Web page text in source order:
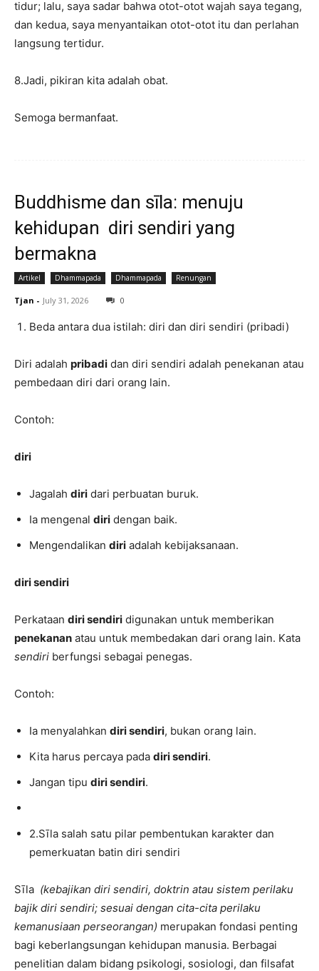
tidur; lalu, saya sadar bahwa otot-otot wajah saya tegang,
dan kedua, saya menyantaikan otot-otot itu dan perlahan
langsung tertidur.
8.Jadi, pikiran kita adalah obat.
Semoga bermanfaat.
Buddhisme dan sīla: menuju
kehidupan diri sendiri yang
bermakna
Artikel Dhammapada Dhammapada Renungan
Tjan - July 31, 2026 0
Beda antara dua istilah: diri dan diri sendiri (pribadi)
Diri adalah pribadi dan diri sendiri adalah penekanan atau
pembedaan diri dari orang lain.
Contoh:
diri
Jagalah diri dari perbuatan buruk.
Ia mengenal diri dengan baik.
Mengendalikan diri adalah kebijaksanaan.
diri sendiri
Perkataan diri sendiri digunakan untuk memberikan
penekanan atau untuk membedakan dari orang lain. Kata
sendiri berfungsi sebagai penegas.
Contoh:
Ia menyalahkan diri sendiri, bukan orang lain.
Kita harus percaya pada diri sendiri.
Jangan tipu diri sendiri.
2.Sīla salah satu pilar pembentukan karakter dan
pemerkuatan batin diri sendiri
Sīla (kebajikan diri sendiri, doktrin atau sistem perilaku
bajik diri sendiri; sesuai dengan cita-cita perilaku
kemanusiaan perseorangan) merupakan fondasi penting
bagi keberlangsungan kehidupan manusia. Berbagai
penelitian dalam bidang psikologi, sosiologi, dan filsafat